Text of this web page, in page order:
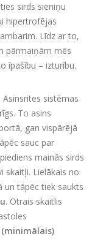
sirds sieniņu
hipertrofējas
Līdz ar to,
pārmaiņām mēs
īpašību – izturību.
sistēmas
To asins
gan vispārējā
sauc par
mainās sirds
skaitļi. Lielākais no
un tāpēc tiek saukts
. Otrais skaitlis